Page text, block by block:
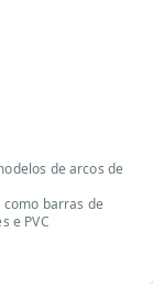
de arcos de
barras de
e PVC